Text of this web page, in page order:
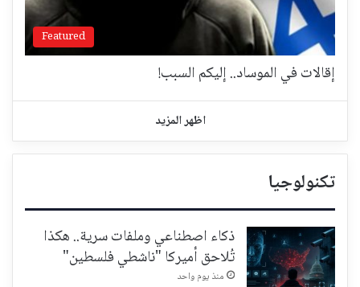
Featured
إقالات في الموساد.. إليكم السبب!
اظهر المزيد
تكنولوجيا
ذكاء اصطناعي وملفات سرية.. هكذا
تُلاحق أميركا "ناشطي فلسطين"
منذ يوم واحد